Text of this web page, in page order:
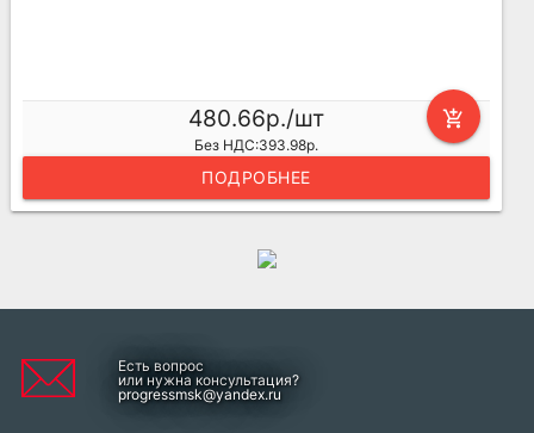
add_shopping_cart
480.66р./шт
Без НДС:393.98р.
ПОДРОБНЕЕ
Есть вопрос
или нужна консультация?
progressmsk@yandex.ru